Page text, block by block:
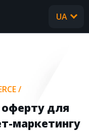
UA
/
оферту для
маркетингу